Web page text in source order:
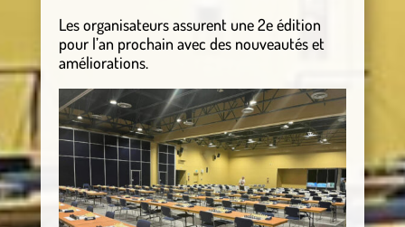
Les organisateurs assurent une 2e édition
pour l’an prochain avec des nouveautés et
améliorations.